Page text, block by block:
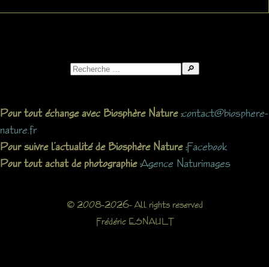
Search
Pour tout échange avec Biosphère Nature :contact@biosphere-
nature.fr
Pour suivre l’actualité de Biosphère Nature :Facebook
Pour tout achat de photographie :Agence Naturimages
© 2008-2026- All rights reserved
Frédéric ESNAULT